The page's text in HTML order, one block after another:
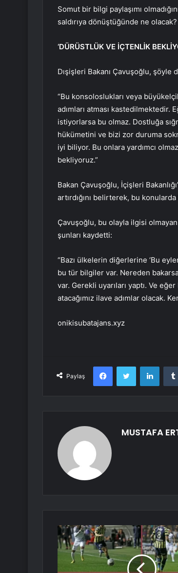
Somut bir bilgi paylaşımı
saldırıya dönüştüğünde ne
‘DÜRÜSTLÜK VE İÇTENLİK
Dışişleri Bakanı Çavuşoğlu, şöyle
“Bu konsoloslukları veya
adımları atması kastedilmektedir.
istiyorlarsa bu olmaz. Dostluğa
hükümetini ve bizi zor duruma
iyi biliyor. Bu onlara yardımcı
bekliyoruz.”
Bakan Çavuşoğlu, İçişleri
artırdığını belirterek, bu
Çavuşoğlu, bu olayla ilgisi olmayan
şunları kaydetti:
“Bazı ülkelerin diğerlerine ‘Bu
bu tür bilgiler var. Nereden
var. Gerekli uyarıları yaptı. Ve
atacağımız ilave adımlar olacak.
onikisubatajans.xyz
Paylaş
FacebookTwitter
MUSTAFA